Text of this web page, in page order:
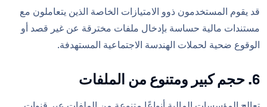
قد يقوم المستخدمون ذوو الامتيازات الخاصة الذين يتعاملون مع
مستندات مالية حساسة بإدخال ملفات مخترقة عن غير قصد أو
الوقوع ضحية لحملات الهندسة الاجتماعية المستهدفة.
6. حجم كبير ومتنوع من الملفات